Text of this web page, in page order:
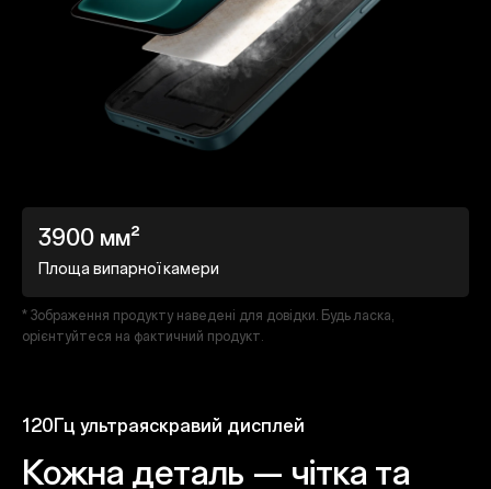
3900 мм²
Площа випарної камери
* Зображення продукту наведені для довідки. Будь ласка,
орієнтуйтеся на фактичний продукт.
120Гц ультраяскравий дисплей
Кожна деталь — чітка та